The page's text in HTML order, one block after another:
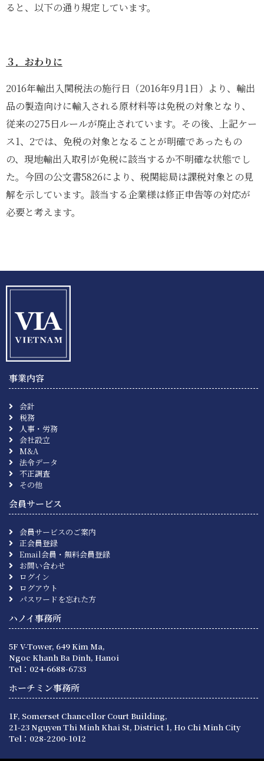
ると、以下の通り規定しています。
３．おわりに
2016年輸出入関税法の施行日（2016年9月1日）より、輸出
品の製造向けに輸入される原材料等は免税の対象となり、
従来の275日ルールが廃止されています。その後、上記ケー
ス1、2では、免税の対象となることが明確であったもの
の、現地輸出入取引が免税に該当するか不明確な状態でし
た。今回の公文書5826により、税関総局は課税対象との見
解を示しています。該当する企業様は修正申告等の対応が
必要と考えます。
事業内容
会計
税務
人事・労務
会社設立
M&A
法令データ
不正調査
その他
会員サービス
会員サービスのご案内
正会員登録
Email会員・無料会員登録
お問い合わせ
ログイン
ログアウト
パスワードを忘れた方
ハノイ事務所
5F V-Tower, 649 Kim Ma,
Ngoc Khanh Ba Dinh, Hanoi
Tel：024-6688-6733
ホーチミン事務所
1F, Somerset Chancellor Court Building,
21-23 Nguyen Thi Minh Khai St, District 1, Ho Chi Minh City
Tel：028-2200-1012